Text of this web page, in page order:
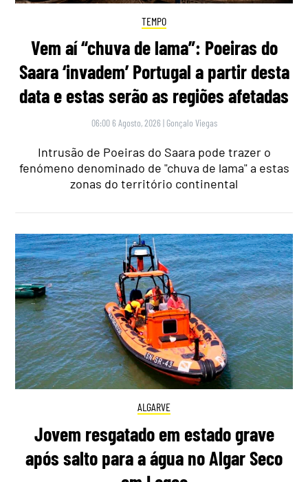
TEMPO
Vem aí “chuva de lama”: Poeiras do
Saara ‘invadem’ Portugal a partir desta
data e estas serão as regiões afetadas
06:00 6 Agosto, 2026 | Gonçalo Viegas
Intrusão de Poeiras do Saara pode trazer o
fenómeno denominado de "chuva de lama" a estas
zonas do território continental
ALGARVE
Jovem resgatado em estado grave
após salto para a água no Algar Seco